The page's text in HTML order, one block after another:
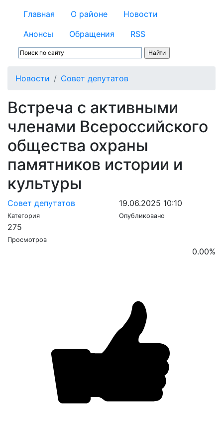
Главная О районе
Новости
Анонсы
Обращения RSS
Новости Совет депутатов
Встреча с активными
членами Всероссийского
общества охраны
памятников истории и
культуры
Совет депутатов
Категория
19.06.2025 10:10
Опубликовано
275
Просмотров
0.00%